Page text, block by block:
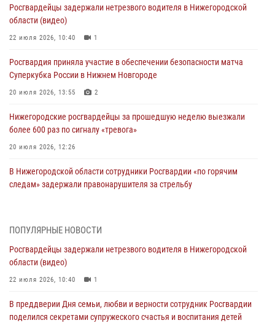
Росгвардейцы задержали нетрезвого водителя в Нижегородской
области (видео)
22 июля 2026, 10:40 1
Росгвардия приняла участие в обеспечении безопасности матча
Суперкубка России в Нижнем Новгороде
20 июля 2026, 13:55 2
Нижегородские росгвардейцы за прошедшую неделю выезжали
более 600 раз по сигналу «тревога»
20 июля 2026, 12:26
В Нижегородской области сотрудники Росгвардии «по горячим
следам» задержали правонарушителя за стрельбу
В Нижегородской области продолжаются мероприятия в рамках
16 июля 2026, 05:00
Росгвардейцы обеспечили безопасность на VK Fest в Нижнем
13 июля 2026, 17:13
ПОПУЛЯРНЫЕ НОВОСТИ
Росгвардейцы задержали нетрезвого водителя в Нижегородской
области (видео)
22 июля 2026, 10:40 1
В преддверии Дня семьи, любви и верности сотрудник Росгвардии
поделился секретами супружеского счастья и воспитания детей